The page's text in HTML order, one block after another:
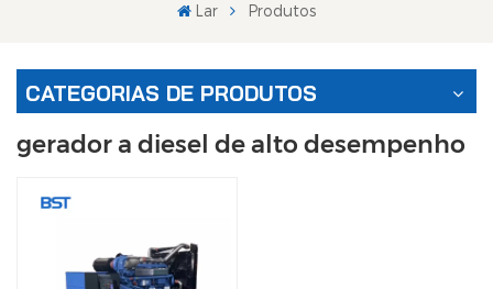
Lar Produtos
CATEGORIAS DE PRODUTOS
gerador a diesel de alto desempenho